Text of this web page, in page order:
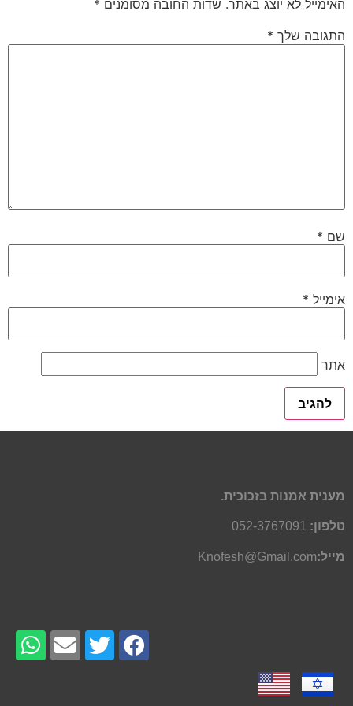
האימייל לא יוצג באתר. שדות החובה מסומנים *
התגובה שלך *
שם *
אימייל *
אתר
מענית אמנות בזכוכית.
טלפון: 052-3767091
מייל:Knofesh@Gmail.com